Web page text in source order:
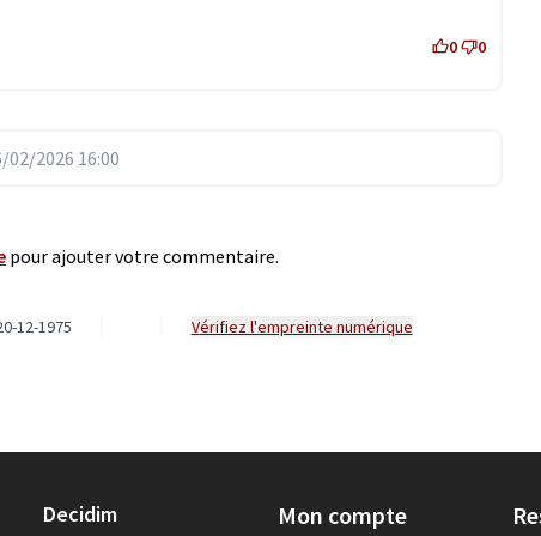
0 0
2026 16:00
pour ajouter votre commentaire.
12-1975 Vérifiez l'empreinte numérique
Decidim Mon compte